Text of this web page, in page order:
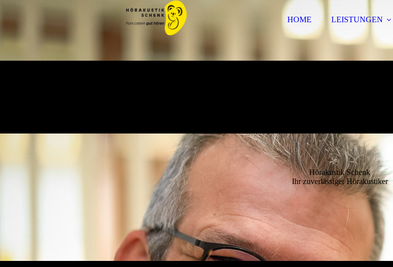
HOME LEISTUNGEN
Hörakustik Schenk
Ihr zuverlässiger Hörakustiker